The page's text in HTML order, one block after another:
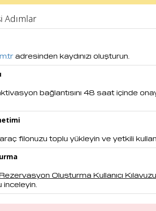
Creation
Adımlar
adresinden kaydınızı oluşturun.
bağlantısını 48 saat içinde
filonuzu toplu yükleyin ve yetkili
Oluşturma Kullanıcı Kılavuzu
inceleyin.